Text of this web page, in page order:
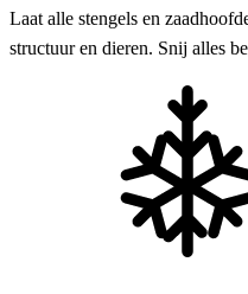
Laat alle stengels en
structuur en dieren. Snij alles